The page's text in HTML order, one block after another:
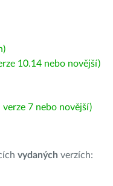
10.14 nebo novější)
7 nebo novější)
vydaných verzích: